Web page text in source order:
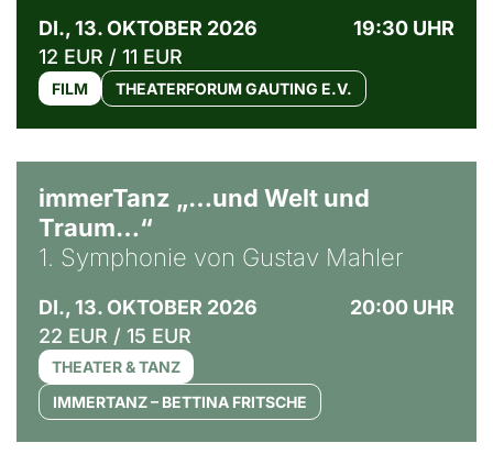
DI., 13. OKTOBER 2026
19:30 UHR
12 EUR / 11 EUR
FILM THEATERFORUM GAUTING E.V.
immerTanz „…und Welt und
Traum…“
1. Symphonie von Gustav Mahler
DI., 13. OKTOBER 2026
20:00 UHR
22 EUR / 15 EUR
THEATER & TANZ
IMMERTANZ – BETTINA FRITSCHE